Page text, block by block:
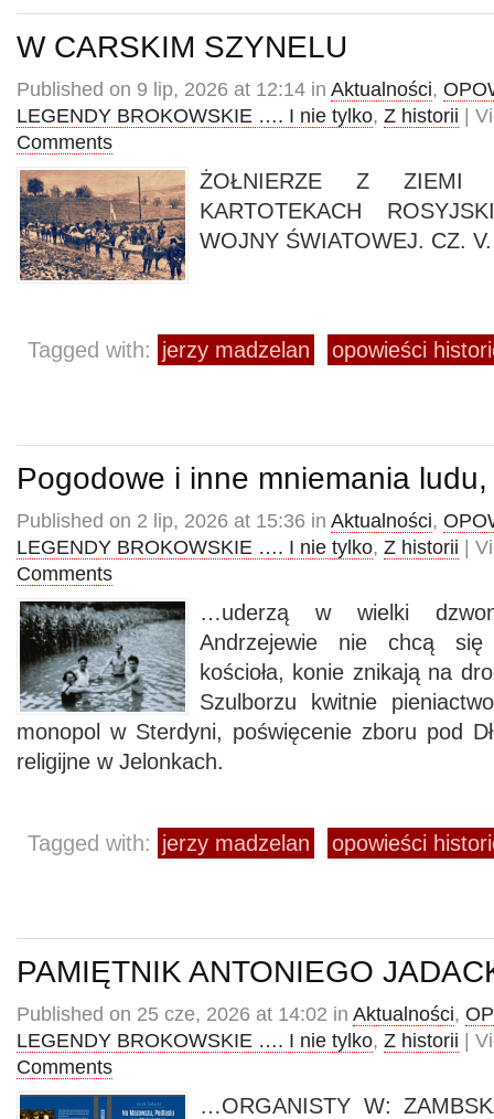
W CARSKIM SZYNELU
Published on 9 lip, 2026 at 12:14 in Aktualności,
LEGENDY BROKOWSKIE …. I nie tylko, Z historii |
Comments
ŻOŁNIERZE Z ZIEMI
KARTOTEKACH
WOJNY ŚWIATOWEJ. CZ.
Tagged with: jerzy madzelan opowieści
Pogodowe i inne mniemania ludu,
Published on 2 lip, 2026 at 15:36 in Aktualności,
LEGENDY BROKOWSKIE …. I nie tylko, Z historii |
Comments
…uderzą w wielki
Andrzejewie nie chcą
kościoła, konie znikają na
Szulborzu kwitnie
monopol w Sterdyni, poświęcenie zboru pod
religijne w Jelonkach.
Tagged with: jerzy madzelan opowieści
PAMIĘTNIK ANTONIEGO
Published on 25 cze, 2026 at 14:02 in Aktualności,
LEGENDY BROKOWSKIE …. I nie tylko, Z historii |
Comments
…ORGANISTY W: